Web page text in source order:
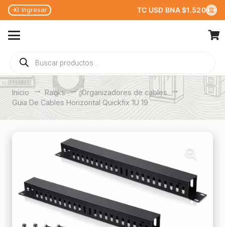
Ingresar TC USD BNA $1.520
Búsqueda
de
productos
Inicio trending_flat Racks trending_flat Organizadores de cables trending_flat
Guia De Cables Horizontal Quickfix 1U 19